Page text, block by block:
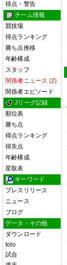
得点・警告
チーム情報
競技場
得点ランキング
勝ち点推移
年齢構成
スタッフ
関係者ニュース (2)
関係者エピソード
Jリーグ記録
順位表
勝ち点
得点ランキング
得失点
年齢構成
星取表
キーワード
プレスリリース
ニュース
ブログ
データ・その他
ダウンロード
toto
試合